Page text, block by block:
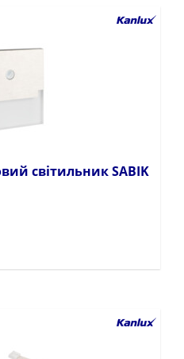
світильник SABIK